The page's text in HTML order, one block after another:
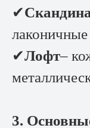
✔
✔Лофт–
3.